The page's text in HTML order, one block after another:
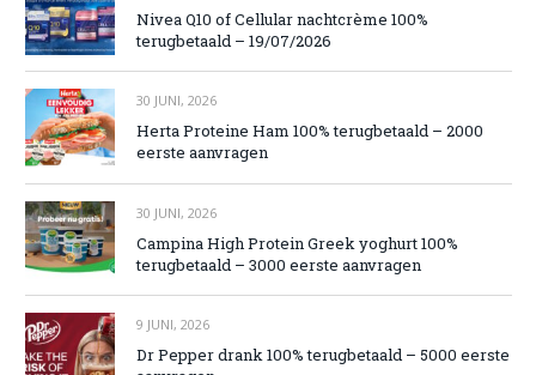
Nivea Q10 of Cellular nachtcrème 100%
terugbetaald – 19/07/2026
30 JUNI, 2026
Herta Proteine Ham 100% terugbetaald – 2000
eerste aanvragen
30 JUNI, 2026
Campina High Protein Greek yoghurt 100%
terugbetaald – 3000 eerste aanvragen
9 JUNI, 2026
Dr Pepper drank 100% terugbetaald – 5000 eerste